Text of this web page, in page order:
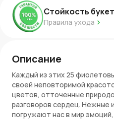
Стойкость
Правила ухода
Описание
Каждый из этих 25
своей неповторимой
цветов, отточенные
разговоров сердец. Нежные
погружают нас в мир